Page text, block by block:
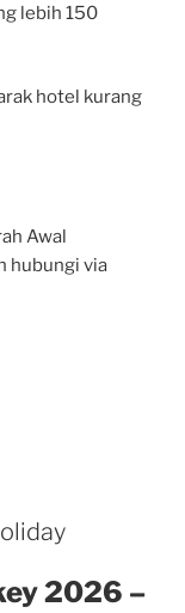
lebih 150
hotel kurang
Awal
hubungi via
2026 –